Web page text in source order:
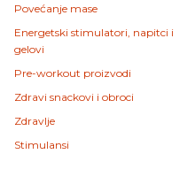
Povećanje mase
Energetski stimulatori, napitci i
gelovi
Pre-workout proizvodi
Zdravi snackovi i obroci
Zdravlje
Stimulansi